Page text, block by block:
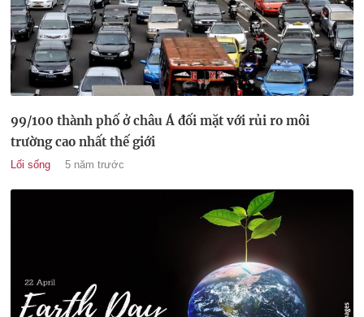
99/100 thành phố ở châu Á đối mặt với rủi ro môi
trường cao nhất thế giới
Lối sống 5 năm trước